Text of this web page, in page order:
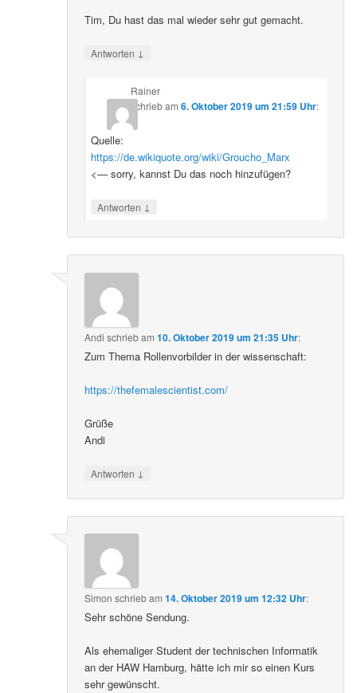
Tim, Du hast das mal wieder sehr gut gemacht.
Antworten ↓
Rainer
schriebam 6. Oktober 2019 um 21:59 Uhr:
Quelle:
https://de.wikiquote.org/wiki/Groucho_Marx
<— sorry, kannst Du das noch hinzufügen?
Antworten ↓
Andi schriebam10. Oktober 2019 um 21:35 Uhr:
Zum Thema Rollenvorbilder in der wissenschaft:
https://thefemalescientist.com/
Grüße
Andi
Antworten ↓
Simon schriebam14. Oktober 2019 um 12:32 Uhr:
Sehr schöne Sendung.
Als ehemaliger Student der technischen Informatik
an der HAW Hamburg, hätte ich mir so einen Kurs
sehr gewünscht.